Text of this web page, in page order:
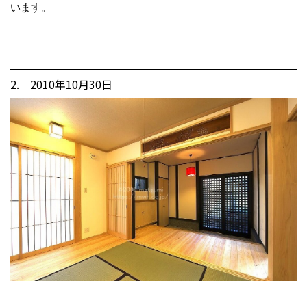
います。
2. 2010年10月30日